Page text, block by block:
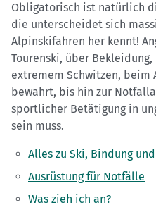
Obligatorisch ist natürlich
die unterscheidet sich
Alpinskifahren her kennt!
Tourenski, über
extremem Schwitzen, beim
bewahrt, bis hin zur
sportlicher Betätigung in
sein muss.
Alles zu Ski, Bindung
Ausrüstung für Notfälle
Was zieh ich an?